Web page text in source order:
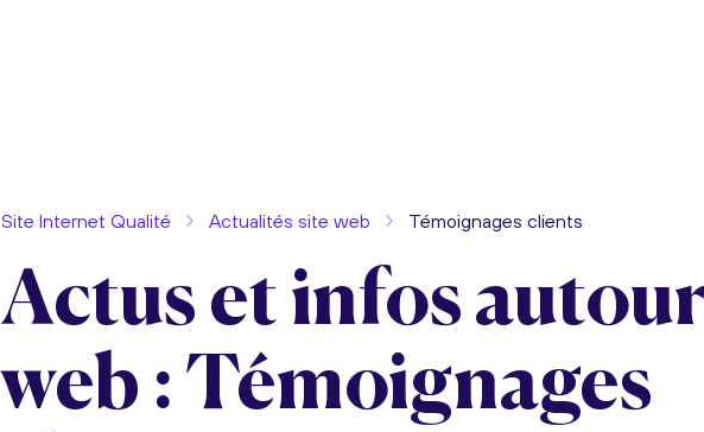
Site Internet Qualité Actualités site web Témoignages clients
Actus et infos
web : Témoignages